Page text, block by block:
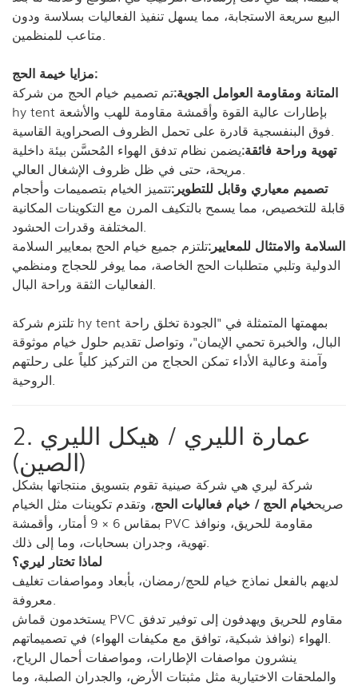
البيع سريعة الاستجابة، مما يسهل تنفيذ الفعاليات بسلاسة ودون
متاعب للمنظمين.
مزايا خيمة الحج:
المتانة ومقاومة العوامل الجوية:تم تصميم خيام الحج من شركة
hy tent بإطارات عالية القوة وأقمشة مقاومة للهب والأشعة
فوق البنفسجية قادرة على تحمل الظروف الصحراوية القاسية.
تهوية وراحة فائقة:يضمن نظام تدفق الهواء المُحسَّن بيئة داخلية
مريحة، حتى في ظل ظروف الإشغال العالي.
تصميم معياري وقابل للتطوير:تتميز الخيام بتصميمات وأحجام
قابلة للتخصيص، مما يسمح بالتكيف المرن مع التكوينات المكانية
المختلفة وقدرات الحشود.
السلامة والامتثال للمعايير:تلتزم جميع خيام الحج بمعايير السلامة
الدولية وتلبي متطلبات الحج الخاصة، مما يوفر للحجاج ومنظمي
الفعاليات الثقة وراحة البال.
تلتزم شركة hy tent بمهمتها المتمثلة في "الجودة تخلق راحة
البال، والخبرة تحمي الإيمان"، وتواصل تقديم حلول خيام موثوقة
وآمنة وعالية الأداء تمكن الحجاج من التركيز كلياً على رحلتهم
الروحية.
2. عمارة الليري / هيكل الليري
(الصين)
شركة ليري هي شركة صينية تقوم بتسويق منتجاتها بشكل
صريحخيام الحج / خيام فعاليات الحج، وتقدم تكوينات مثل الخيام
بمقاس 6 × 9 أمتار، وأقمشة PVC مقاومة للحريق، ونوافذ
تهوية، وجدران بسحابات، وما إلى ذلك.
لماذا تختار ليري؟
لديهم بالفعل نماذج خيام للحج/رمضان، بأبعاد ومواصفات تغليف
معروفة.
يستخدمون قماش PVC مقاوم للحريق ويهدفون إلى توفير تدفق
الهواء (نوافذ شبكية، توافق مع مكيفات الهواء) في تصميماتهم.
ينشرون مواصفات الإطارات، ومواصفات أحمال الرياح،
والملحقات الاختيارية مثل مثبتات الأرض، والجدران الصلبة، وما